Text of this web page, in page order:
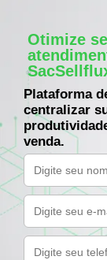
Otimize
Plataforma
centralizar
venda.